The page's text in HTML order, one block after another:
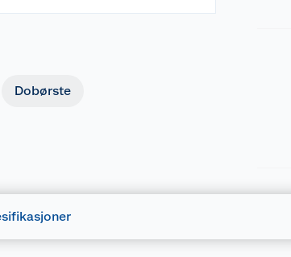
Dobørste